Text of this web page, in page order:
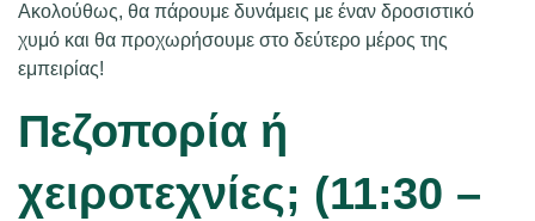
Ακολούθως, θα πάρουμε δυνάμεις με έναν δροσιστικό
χυμό και θα προχωρήσουμε στο δεύτερο μέρος της
εμπειρίας!
Πεζοπορία ή
χειροτεχνίες; (11:30 –